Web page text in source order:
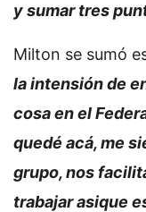
y sumar tres
Milton se sumó
la intensión de
cosa en el
quedé acá, me
grupo, nos
trabajar asique